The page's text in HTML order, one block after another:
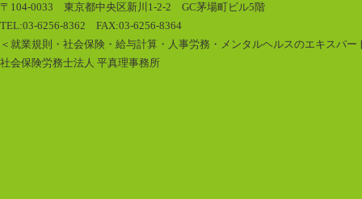
〒104-0033 東京都中央区新川1-2-2 GC茅場町ビル5階
TEL:03-6256-8362 FAX:03-6256-8364
＜就業規則・社会保険・給与計算・人事労務・メンタルヘルスのエキスパー
社会保険労務士法人 平真理事務所